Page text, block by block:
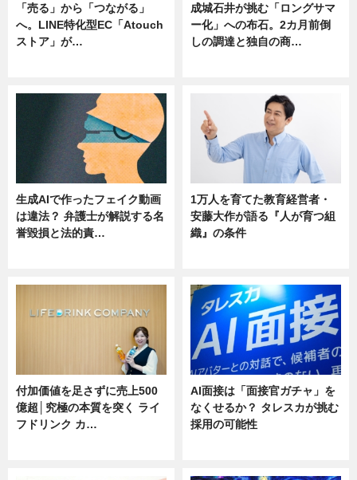
「売る」から「つながる」
へ。LINE特化型EC「Atouch
ストア」が…
成城石井が挑む「ロングサマ
ー化」への布石。2カ月前倒
しの調達と独自の商…
生成AIで作ったフェイク動画
は違法？ 弁護士が解説する名
誉毀損と法的責…
1万人を育てた教育経営者・
安藤大作が語る『人が育つ組
織』の条件
付加価値を足さずに売上500
億超│究極の本質を突く ライ
フドリンク カ…
AI面接は「面接官ガチャ」を
なくせるか？ タレスカが挑む
採用の可能性